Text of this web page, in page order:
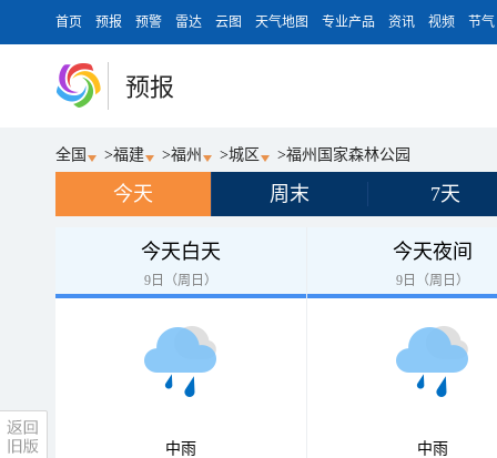
首页 预报 预警 雷达 云图 天气地图 专业产品 资讯 视频 节气
预报
全国 >福建 >福州 >城区 >福州国家森林公园
今天 周末 7天
今天白天
9日（周日）
中雨
今天夜间
9日（周日）
中雨